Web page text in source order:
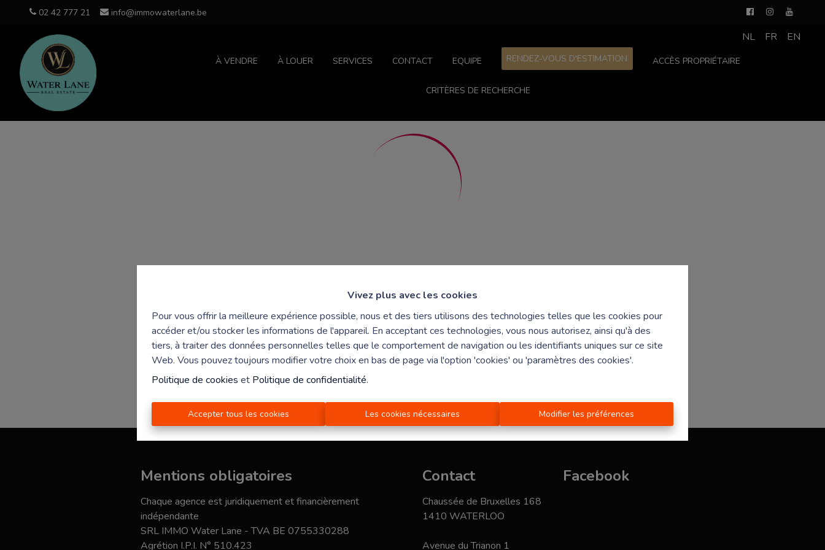
Vivez plus avec les cookies
Pour vous offrir la meilleure expérience possible, nous et des tiers utilisons des technologies telles que les cookies pour
accéder et/ou stocker les informations de l'appareil. En acceptant ces technologies, vous nous autorisez, ainsi qu'à des
tiers, à traiter des données personnelles telles que le comportement de navigation ou les identifiants uniques sur ce site
Web. Vous pouvez toujours modifier votre choix en bas de page via l'option 'cookies' ou 'paramètres des cookies'.
Politique de cookies et Politique de confidentialité.
Accepter tous les cookies Les cookies nécessaires Modifier les préférences
02 42 777 21 info@immowaterlane.be
À VENDRE À LOUER SERVICES CONTACT EQUIPE RENDEZ-VOUS D'ESTIMATION ACCÈS PROPRIÉTAIRE
CRITÈRES DE RECHERCHE
NL FR EN
Mentions obligatoires
Chaque agence est juridiquement et financièrement
indépendante
SRL IMMO Water Lane - TVA BE 0755330288
Agrétion I.P.I. N° 510.423
Contact
Chaussée de Bruxelles 168
1410 WATERLOO
Avenue du Trianon 1
Facebook